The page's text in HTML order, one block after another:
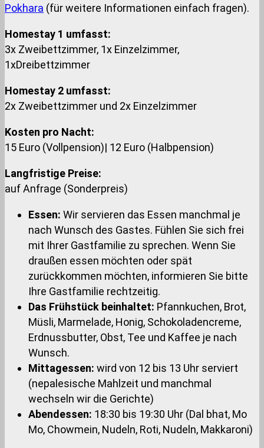
Pokhara (für weitere Informationen einfach fragen).
Homestay 1 umfasst:
3x Zweibettzimmer, 1x Einzelzimmer,
1xDreibettzimmer
Homestay 2 umfasst:
2x Zweibettzimmer und 2x Einzelzimmer
Kosten pro Nacht:
15 Euro (Vollpension)| 12 Euro (Halbpension)
Langfristige Preise:
auf Anfrage (Sonderpreis)
Essen: Wir servieren das Essen manchmal je
nach Wunsch des Gastes. Fühlen Sie sich frei
mit Ihrer Gastfamilie zu sprechen. Wenn Sie
draußen essen möchten oder spät
zurückkommen möchten, informieren Sie bitte
Ihre Gastfamilie rechtzeitig.
Das Frühstück beinhaltet: Pfannkuchen, Brot,
Müsli, Marmelade, Honig, Schokoladencreme,
Erdnussbutter, Obst, Tee und Kaffee je nach
Wunsch.
Mittagessen: wird von 12 bis 13 Uhr serviert
(nepalesische Mahlzeit und manchmal
wechseln wir die Gerichte)
Abendessen: 18:30 bis 19:30 Uhr (Dal bhat, Mo
Mo, Chowmein, Nudeln, Roti, Nudeln, Makkaroni)